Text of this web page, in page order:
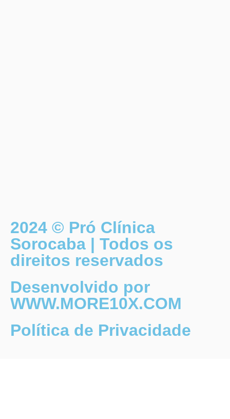
2024 © Pró Clínica
Sorocaba | Todos os
direitos reservados
Desenvolvido por
WWW.MORE10X.COM
Política de Privacidade